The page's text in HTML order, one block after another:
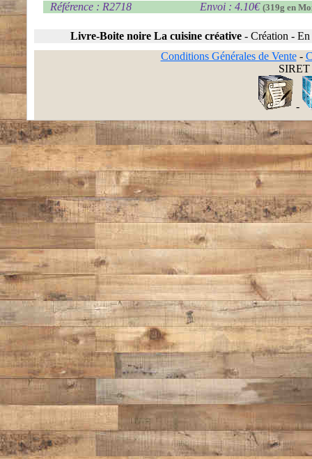
Référence : R2718 Envoi : 4.10€ (319g en
Livre-Boite noire La cuisine créative- Création -
Conditions Générales de Vente-
SIRET
-